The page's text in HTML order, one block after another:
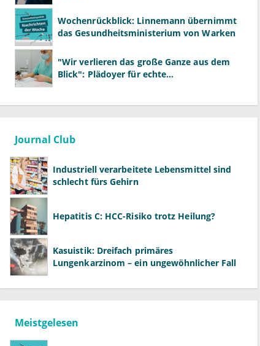
Wochenrückblick: Linnemann übernimmt
das Gesundheitsministerium von Warken
"Wir verlieren das große Ganze aus dem
Blick": Plädoyer für echte
Journal Club
Industriell verarbeitete Lebensmittel sind
schlecht fürs Gehirn
Hepatitis C: HCC-Risiko trotz Heilung?
Kasuistik: Dreifach primäres
Lungenkarzinom – ein ungewöhnlicher Fall
Meistgelesen